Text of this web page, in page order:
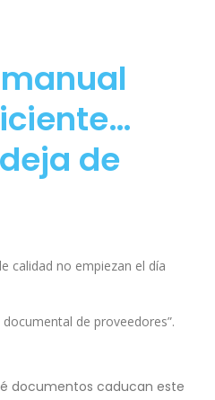
de
calidad no empiezan el día
de proveedores”.
documentos caducan este